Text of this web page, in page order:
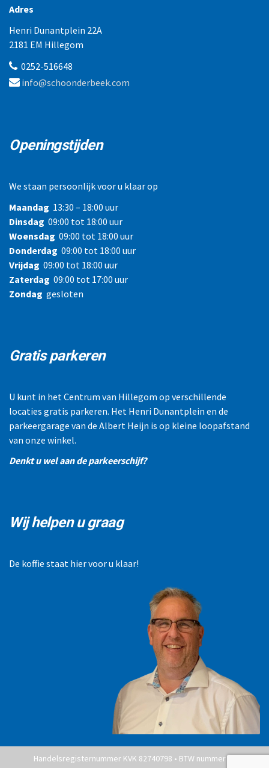
Adres
Henri Dunantplein 22A
2181 EM Hillegom
0252-516648
info@schoonderbeek.com
Openingstijden
We staan persoonlijk voor u klaar op
Maandag 13:30 – 18:00 uur
Dinsdag 09:00 tot 18:00 uur
Woensdag 09:00 tot 18:00 uur
Donderdag 09:00 tot 18:00 uur
Vrijdag 09:00 tot 18:00 uur
Zaterdag 09:00 tot 17:00 uur
Zondag gesloten
Gratis parkeren
U kunt in het Centrum van Hillegom op verschillende
locaties gratis parkeren. Het Henri Dunantplein en de
parkeergarage van de Albert Heijn is op kleine loopafstand
van onze winkel.
Denkt u wel aan de parkeerschijf?
Wij helpen u graag
De koffie staat hier voor u klaar!
Handelsregisternummer KVK 82740798 • BTW nummer NL